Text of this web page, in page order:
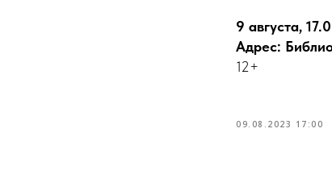
9 августа,
Адрес:
12+
09.08.2023 17:00